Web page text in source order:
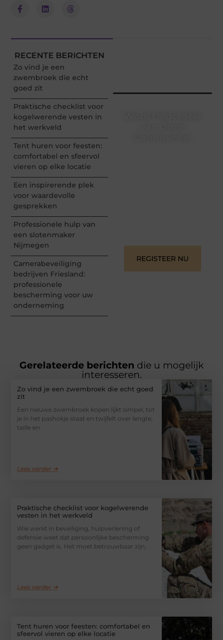
RECENTE BERICHTEN
Zo vind je een
zwembroek die echt
goed zit
Praktische checklist voor
kogelwerende vesten in
het werkveld
Tent huren voor feesten:
comfortabel en sfeervol
vieren op elke locatie
Een inspirerende plek
voor waardevolle
gesprekken
Professionele hulp van
een slotenmaker
Nijmegen
Camerabeveiliging
bedrijven Friesland:
professionele
bescherming voor uw
onderneming
REGISTEER NU
Gerelateerde berichten die u mogelijk
interesseren.
Zo vind je een zwembroek die echt goed
zit
Een nieuwe zwembroek kopen lijkt simpel, tot
je in het pashokje staat en twijfelt over lengte,
taille en
Lees verder ➜
Praktische checklist voor kogelwerende
vesten in het werkveld
Wie werkt in beveiliging, hulpverlening of
defensie weet dat persoonlijke bescherming
geen gadget is. Het moet betrouwbaar zijn,
Lees verder ➜
Tent huren voor feesten: comfortabel en
sfeervol vieren op elke locatie